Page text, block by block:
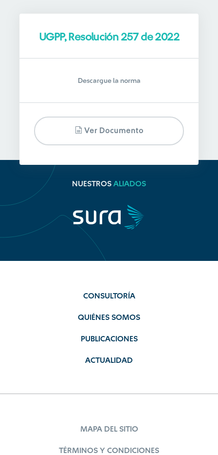
UGPP, Resolución 257 de 2022
Descargue la norma
Ver Documento
NUESTROS ALIADOS
CONSULTORÍA
QUIÉNES SOMOS
PUBLICACIONES
ACTUALIDAD
MAPA DEL SITIO
TÉRMINOS Y CONDICIONES